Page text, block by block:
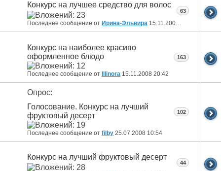
Конкурс на лучшее средство для волос
Последнее сообщение от Ирина-Эльвира 15.11.2008 21:55
63
Конкурс на наиболее красиво
оформленное блюдо
Последнее сообщение от Illinora 15.11.2008 20:42
163
Опрос:
Голосование. Конкурс на лучший
фруктовый десерт
Последнее сообщение от filby 25.07.2008 10:54
102
Конкурс на лучший фруктовый десерт
44